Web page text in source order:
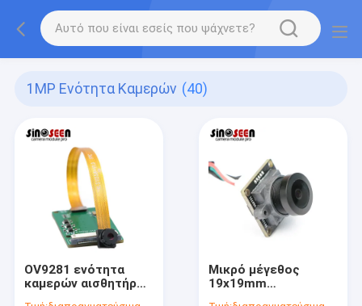
1MP Ενότητα Καμερών (40)
OV9281 ενότητα
καμερών αισθητήρων
Μικρό μέγεθος
19x19mm